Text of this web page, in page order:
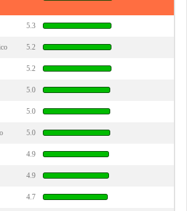
5.3
5.2
5.2
5.0
5.0
5.0
4.9
4.9
4.7